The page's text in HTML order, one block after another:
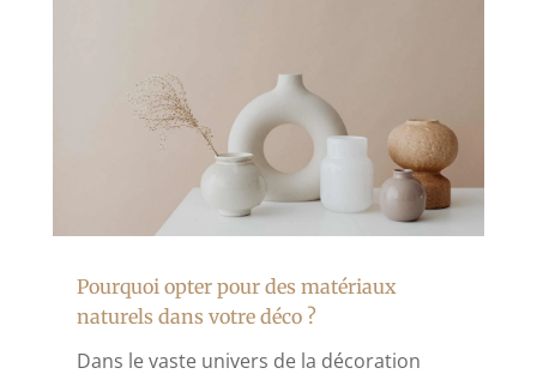
Pourquoi opter pour des matériaux
naturels dans votre déco ?
Dans le vaste univers de la décoration